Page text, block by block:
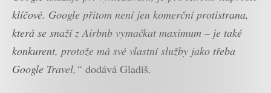
klíčové. Google přitom není jen komerční protistrana,
která se snaží z Airbnb vymačkat maximum – je také
konkurent, protože má své vlastní služby jako třeba
Google Travel,“ dodává Gladiš.